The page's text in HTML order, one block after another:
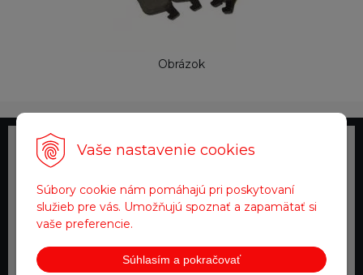
Vaše nastavenie cookies
Súbory cookie nám pomáhajú pri poskytovaní
služieb pre vás. Umožňujú spoznať a zapamätať si
vaše preferencie.
Súhlasím a pokračovať
Obrázok
Telefonické objednávky
Doprava zadarmo